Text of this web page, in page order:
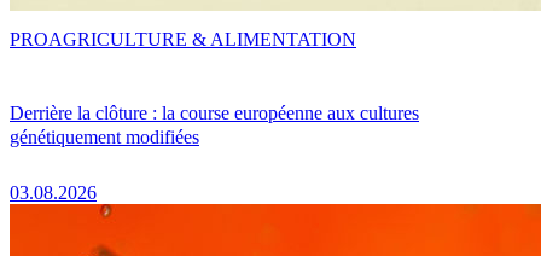
Derrière la clôture : la course européenne aux cultures
génétiquement modifiées
03.08.2026
PROAGRICULTURE & ALIMENTATION